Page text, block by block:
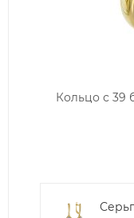
Кольцо с 39